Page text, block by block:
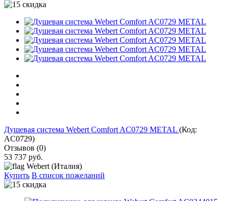
Душевая система Webert Comfort AC0729 METAL (Код:
AC0729)
Отзывов (0)
53 737 руб.
Webert (Италия)
Купить В список пожеланий